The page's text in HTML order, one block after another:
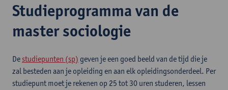
Studieprogramma van de
master sociologie
De studiepunten (sp) geven je een goed beeld van de tijd die je
zal besteden aan je opleiding en aan elk opleidingsonderdeel. Per
studiepunt moet je rekenen op 25 tot 30 uren studeren, lessen